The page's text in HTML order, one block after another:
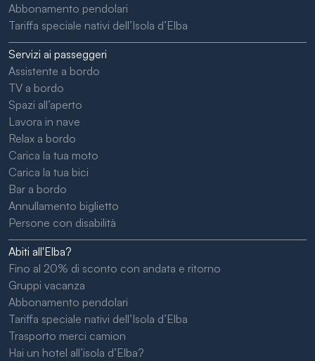
Abbonamento pendolari
Tariffa speciale nativi dell’Isola d’Elba
Servizi ai passeggeri
Assistente a bordo
TV a bordo
Spazi all’aperto
Lavora in nave
Relax a bordo
Carica la tua moto
Carica la tua bici
Bar a bordo
Annullamento biglietto
Persone con disabilità
Abiti all'Elba?
Fino al 20% di sconto con andata e ritorno
Gruppi vacanza
Abbonamento pendolari
Tariffa speciale nativi dell’Isola d’Elba
Trasporto merci camion
Hai un hotel all’isola d’Elba?